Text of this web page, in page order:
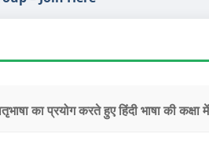
का प्रयोग करते हुए हिंदी भाषा की